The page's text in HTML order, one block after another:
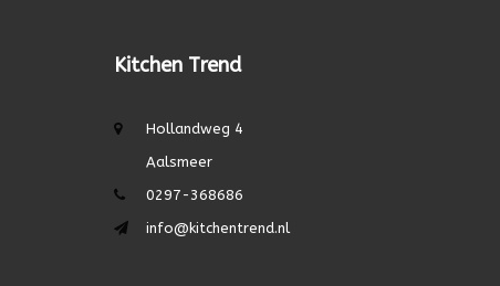
Kitchen Trend
Hollandweg 4
Aalsmeer
0297-368686
info@kitchentrend.nl